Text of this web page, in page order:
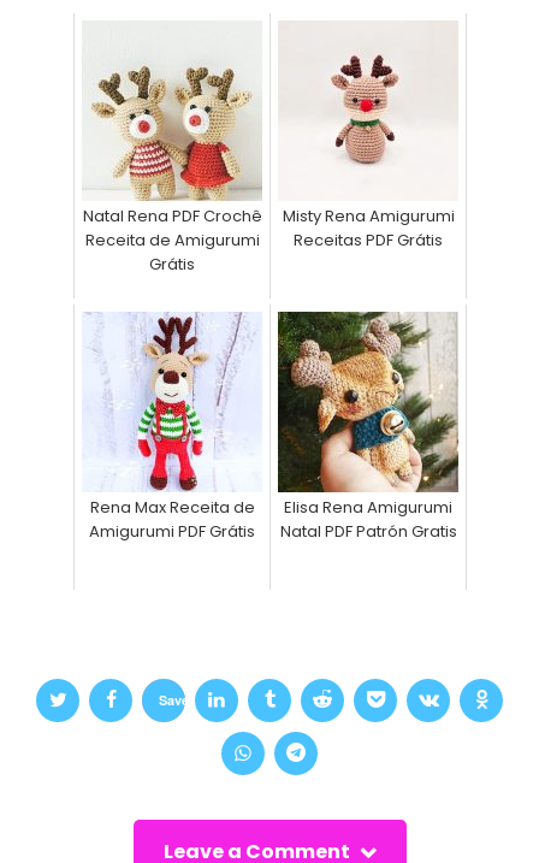
Natal Rena PDF Crochê
Receita de Amigurumi
Grátis
Misty Rena Amigurumi
Receitas PDF Grátis
Rena Max Receita de
Amigurumi PDF Grátis
Elisa Rena Amigurumi
Natal PDF Patrón Gratis
Save
Leave a Comment